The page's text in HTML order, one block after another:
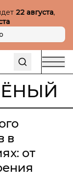
22 августа,
в
от